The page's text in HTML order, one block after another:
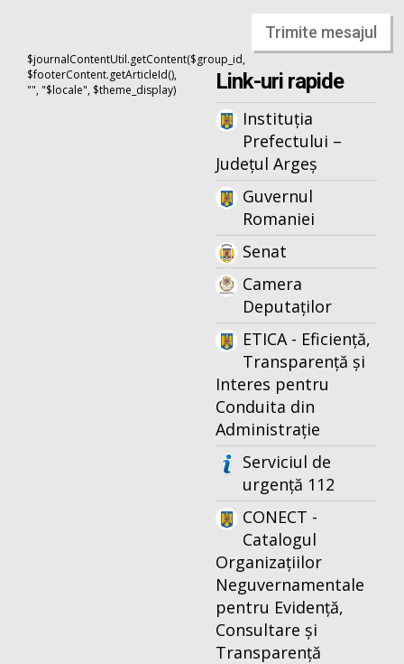
Trimite mesajul
$journalContentUtil.getContent($group_id,
$footerContent.getArticleId(),
"", "$locale", $theme_display)
Link-uri rapide
Instituția
Prefectului –
Județul Argeș
Guvernul
Romaniei
Senat
Camera
Deputaților
ETICA - Eficiență,
Transparență și
Interes pentru
Conduita din
Administrație
Serviciul de
urgență 112
CONECT -
Catalogul
Organizațiilor
Neguvernamentale
pentru Evidență,
Consultare și
Transparență